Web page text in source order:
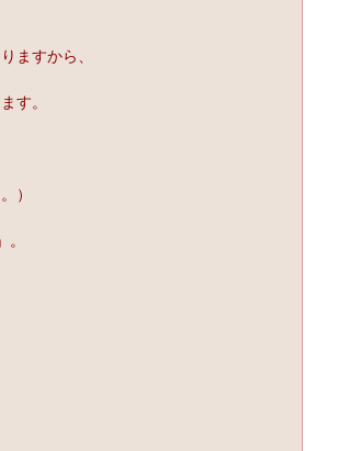
ますから、
す。
）